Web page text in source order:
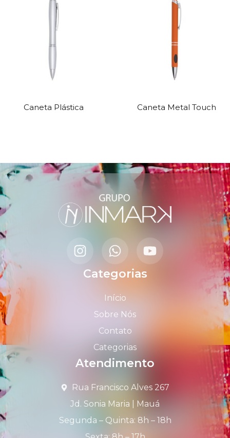
Caneta Plástica Caneta Metal Touch
Categorias
Início
Sobre Nós
Contato
Categorias
Atendimento
Rua Francisco Alves 267
Jd. Sonia Maria | Mauá
Segunda – Quinta: 8h – 18h